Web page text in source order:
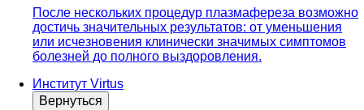
После нескольких процедур плазмафереза возможно
достичь значительных результатов: от уменьшения
или исчезновения клинически значимых симптомов
болезней до полного выздоровления.
Институт Virtus
Вернуться